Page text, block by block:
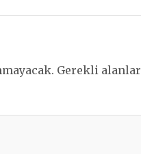
Gerekli alanlar